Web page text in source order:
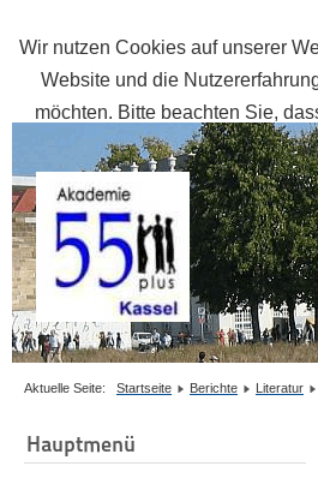
Aktuelle Seite: Startseite Berichte Literatur
Hauptmenü
Wir nutzen Cookies auf unserer
Website und die
möchten. Bitte beachten Sie,